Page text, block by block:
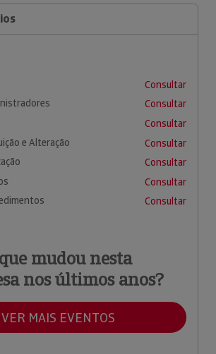
Consultar
Consultar
Consultar
e Alteração
Consultar
Consultar
Consultar
Consultar
mudou nesta
nos últimos anos?
VER MAIS EVENTOS